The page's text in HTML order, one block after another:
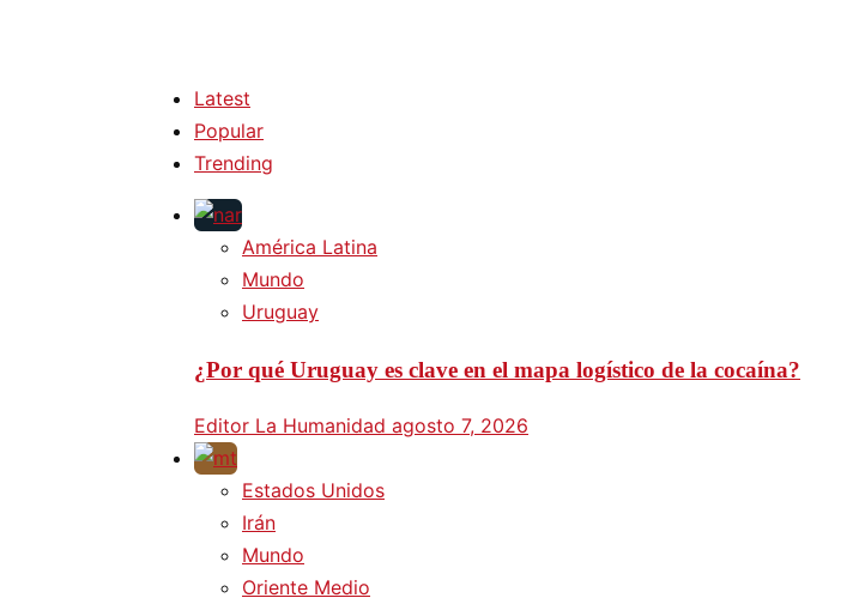
Latest
Popular
Trending
América Latina
Mundo
Uruguay
¿Por qué Uruguay es clave en el mapa logístico de la cocaína?
Editor La Humanidad agosto 7, 2026
Estados Unidos
Irán
Mundo
Oriente Medio